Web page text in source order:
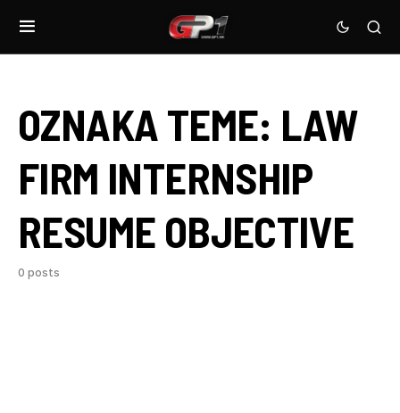
OZNAKA TEME: LAW
FIRM INTERNSHIP
RESUME OBJECTIVE
0 posts